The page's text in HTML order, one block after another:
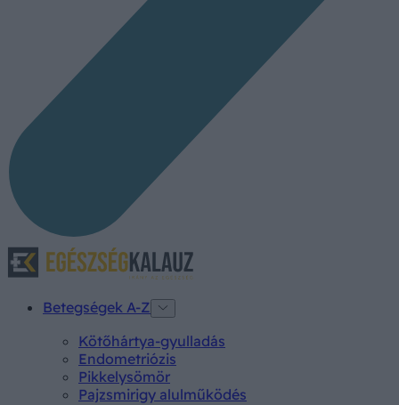
Betegségek A-Z
Kötőhártya-gyulladás
Endometriózis
Pikkelysömör
Pajzsmirigy alulműködés